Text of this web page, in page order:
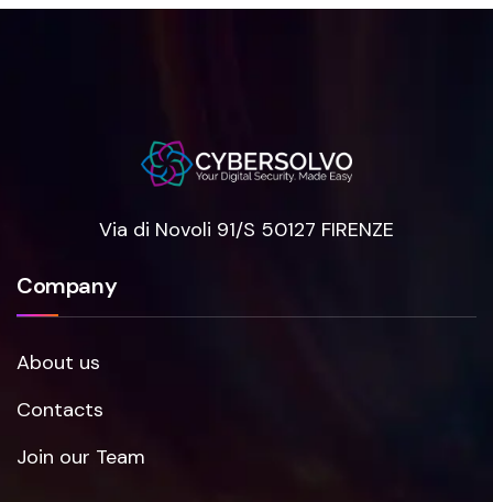
Via di Novoli 91/S 50127 FIRENZE
Company
About us
Contacts
Join our Team